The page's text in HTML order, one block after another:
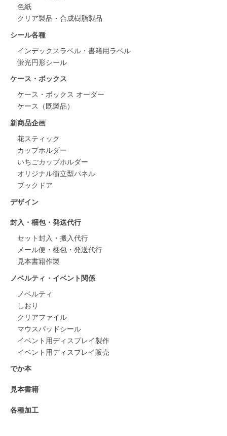
色紙
クリア製品・合成樹脂製品
シール各種
インデックスラベル・書籍用ラベル
蛍光円形シール
ケース・ボックス
ケース・ボックス オーダー
ケース（既製品）
新商品企画
花スティック
カップホルダー
いちごカップホルダー
オリジナル衝立型パネル
ブックドア
デザイン
封入・梱包・発送代行
セット封入・搬入代行
メール便・梱包・発送代行
見本書籍作製
ノベルティ・イベント関係
ノベルティ
しおり
クリアファイル
マウスパッドシール
イベント用ディスプレイ製作
イベント用ディスプレイ販売
でか本
見本書籍
各種加工